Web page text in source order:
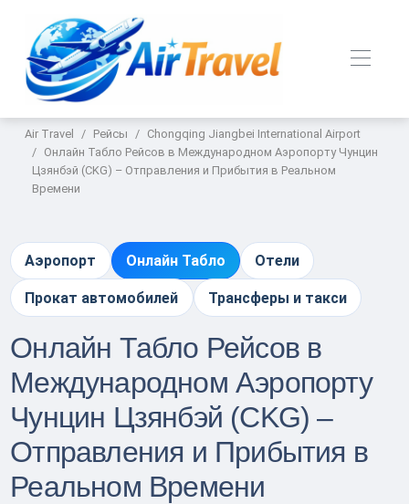
Air Travel Рейсы
Chongqing Jiangbei International Airport
Онлайн Табло Рейсов в Международном Аэропорту Чунцин
Цзянбэй (CKG) – Отправления и Прибытия в Реальном
Времени
Аэропорт Онлайн Табло Отели
Прокат автомобилей Трансферы и такси
Онлайн Табло Рейсов в
Международном Аэропорту
Чунцин Цзянбэй (CKG) –
Отправления и Прибытия в
Реальном Времени